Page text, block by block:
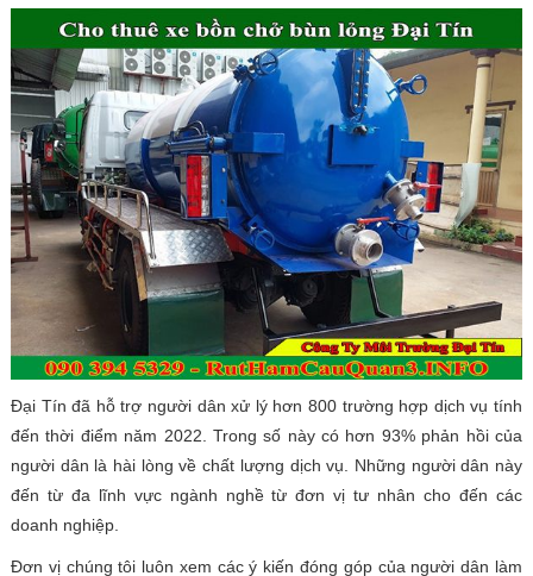
Đại Tín đã hỗ trợ người dân xử lý hơn 800 trường hợp dịch vụ tính
đến thời điểm năm 2022. Trong số này có hơn 93% phản hồi của
người dân là hài lòng về chất lượng dịch vụ. Những người dân này
đến từ đa lĩnh vực ngành nghề từ đơn vị tư nhân cho đến các
doanh nghiệp.
Đơn vị chúng tôi luôn xem các ý kiến đóng góp của người dân làm